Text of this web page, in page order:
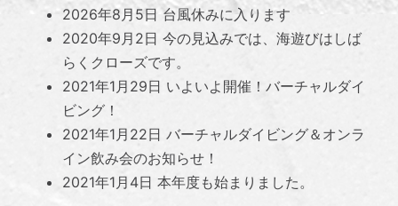
2026年8月5日台風休みに入ります
2020年9月2日 今の見込みでは、海遊びはしば
らくクローズです。
2021年1月29日 いよいよ開催！バーチャルダイ
ビング！
2021年1月22日 バーチャルダイビング＆オンラ
イン飲み会のお知らせ！
2021年1月4日 本年度も始まりました。